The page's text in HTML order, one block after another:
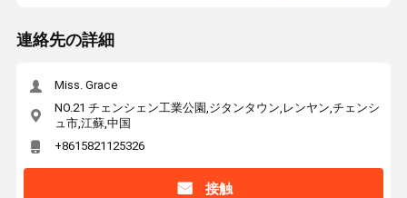
連絡先の詳細
Miss. Grace
NO.21 チェンシェン工業公園,ジタンタウン,レンヤン,チェンシ
ュ市,江蘇,中国
+8615821125326
接触